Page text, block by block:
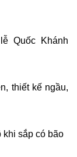
Quốc Khánh
thiết kế ngầu,
khi sắp có bão